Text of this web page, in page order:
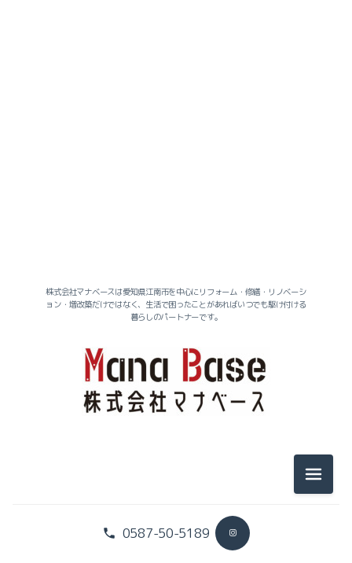
2026-02（3）
2026-01（4）
2025-07（2）
0587-50-5189
株式会社マナベースは愛知県江南市を中心にリフォーム・修繕・リノベーシ
ョン・増改築だけではなく、生活で困ったことがあればいつでも駆け付ける
暮らしのパートナーです。
2026-04（3）
メニュ